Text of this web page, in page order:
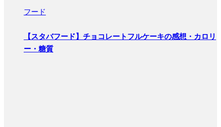
フード
【スタバフード】チョコレートフルケーキの感想・カロリ
ー・糖質